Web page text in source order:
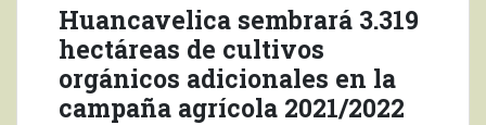
Huancavelica sembrará 3.319
hectáreas de cultivos
orgánicos adicionales en la
campaña agrícola 2021/2022